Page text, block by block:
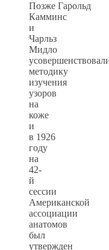
Позже Гарольд
Камминс
и
Чарльз
Мидло
методику
изучения
узоров
на
коже
и
в 1926
году
на
42-
й
сессии
Американской
ассоциации
анатомов
был
утвержден